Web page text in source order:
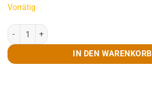
Vorrätig
Amreifen-Set, 18 Stück Multicolor Menge
IN DEN WARENKORB